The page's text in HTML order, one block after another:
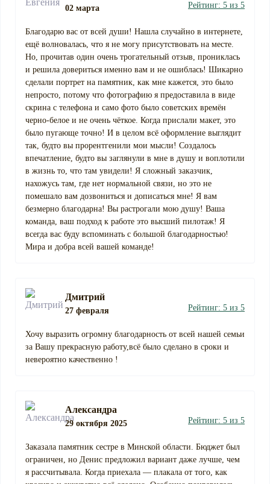
02 марта Рейтинг: 5 из 5
Благодарю вас от всей души! Нашла случайно в интернете,
ещё волновалась, что я не могу присутствовать на месте.
Но, прочитав один очень трогательный отзыв, прониклась
и решила довериться именно вам и не ошиблась! Шикарно
сделали портрет на памятник, как мне кажется, это было
непросто, потому что фотографию я предоставила в виде
скрина с телефона и само фото было советских времён
черно-белое и не очень чёткое. Когда прислали макет, это
было пугающе точно! И в целом всё оформление выглядит
так, будто вы прорентгенили мои мысли! Создалось
впечатление, будто вы заглянули в мне в душу и воплотили
в жизнь то, что там увидели! Я сложный заказчик,
нахожусь там, где нет нормальной связи, но это не
помешало вам дозвониться и дописаться мне! Я вам
безмерно благодарна! Вы растрогали мою душу! Ваша
команда, ваш подход к работе это высший пилотаж! Я
всегда вас буду вспоминать с большой благодарностью!
Мира и добра всей вашей команде!
Дмитрий
27 февраля Рейтинг: 5 из 5
Хочу выразить огромну благодарность от всей нашей семьи
за Вашу прекрасную работу,всё было сделано в сроки и
невероятно качественно !
Александра
29 октября 2025 Рейтинг: 5 из 5
Заказала памятник сестре в Минской области. Бюджет был
ограничен, но Денис предложил вариант даже лучше, чем
я рассчитывала. Когда приехала — плакала от того, как